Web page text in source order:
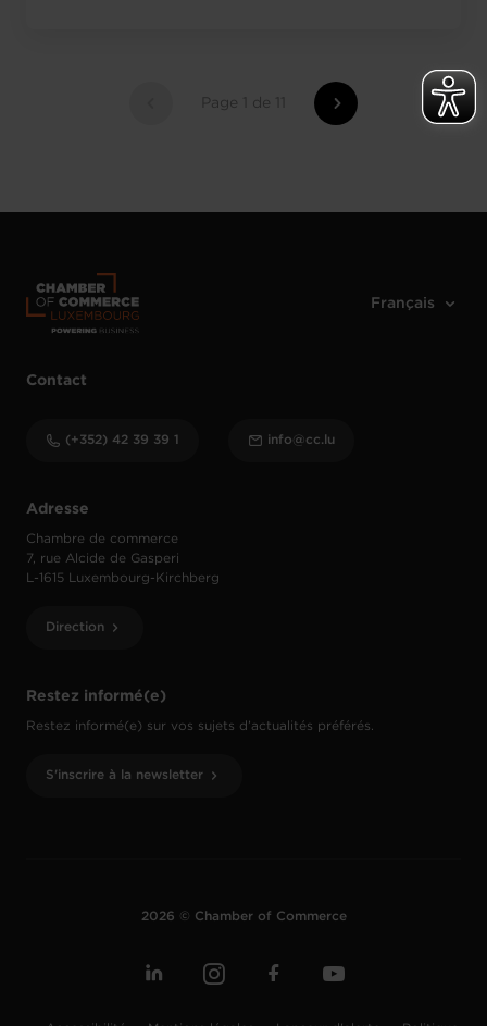
Page 1 de 11
Restez informé(e)
Restez informé(e) sur vos sujets d’actualités préférés.
S'inscrire à la newsletter
Adresse
Chambre de commerce
7, rue Alcide de Gasperi
L-1615 Luxembourg-Kirchberg
Direction
Contact
(+352) 42 39 39 1 info@cc.lu
2026 © Chamber of Commerce